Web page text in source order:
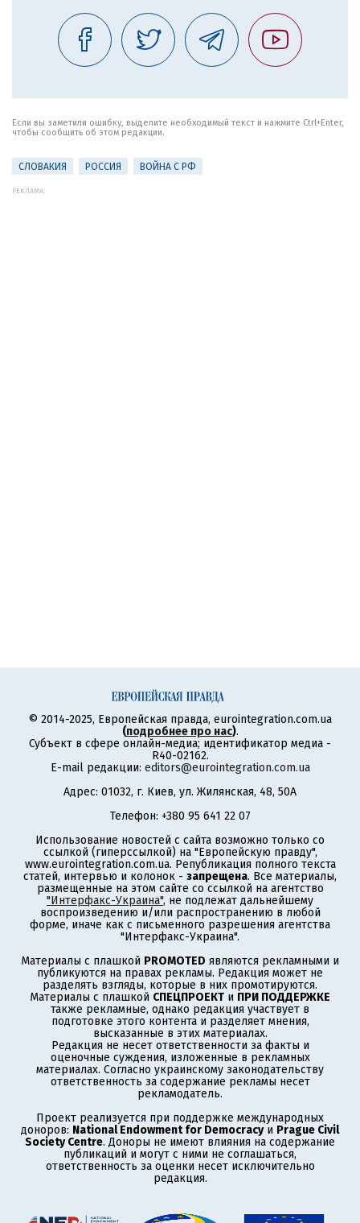
Если вы заметили ошибку, выделите необходимый текст и нажмите Ctrl+Enter,
чтобы сообщить об этом редакции.
СЛОВАКИЯ РОССИЯ ВОЙНА С РФ
РЕКЛАМА:
© 2014-2025, Европейская правда, eurointegration.com.ua
(подробнее про нас).
Субъект в сфере онлайн-медиа; идентификатор медиа -
R40-02162.
E-mail редакции: editors@eurointegration.com.ua
Адрес: 01032, г. Киев, ул. Жилянская, 48, 50А
Телефон: +380 95 641 22 07
Использование новостей с сайта возможно только со
ссылкой (гиперссылкой) на "Европейскую правду",
www.eurointegration.com.ua. Републикация полного текста
статей, интервью и колонок - запрещена. Все материалы,
размещенные на этом сайте со ссылкой на агентство
"Интерфакс-Украина", не подлежат дальнейшему
воспроизведению и/или распространению в любой
форме, иначе как с письменного разрешения агентства
"Интерфакс-Украина".
Материалы с плашкой PROMOTED являются рекламными и
публикуются на правах рекламы. Редакция может не
разделять взгляды, которые в них промотируются.
Материалы с плашкой СПЕЦПРОЕКТ и ПРИ ПОДДЕРЖКЕ
также рекламные, однако редакция участвует в
подготовке этого контента и разделяет мнения,
высказанные в этих материалах.
Редакция не несет ответственности за факты и
оценочные суждения, изложенные в рекламных
материалах. Согласно украинскому законодательству
ответственность за содержание рекламы несет
рекламодатель.
Проект реализуется при поддержке международных
доноров: National Endowment for Democracyи Prague Civil
Society Centre. Доноры не имеют влияния на содержание
публикаций и могут с ними не соглашаться,
ответственность за оценки несет исключительно
редакция.